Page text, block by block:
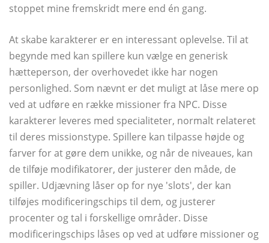
stoppet mine fremskridt mere end én gang.
At skabe karakterer er en interessant oplevelse. Til at
begynde med kan spillere kun vælge en generisk
hætteperson, der overhovedet ikke har nogen
personlighed. Som nævnt er det muligt at låse mere op
ved at udføre en række missioner fra NPC. Disse
karakterer leveres med specialiteter, normalt relateret
til deres missionstype. Spillere kan tilpasse højde og
farver for at gøre dem unikke, og når de niveaues, kan
de tilføje modifikatorer, der justerer den måde, de
spiller. Udjævning låser op for nye 'slots', der kan
tilføjes modificeringschips til dem, og justerer
procenter og tal i forskellige områder. Disse
modificeringschips låses op ved at udføre missioner og